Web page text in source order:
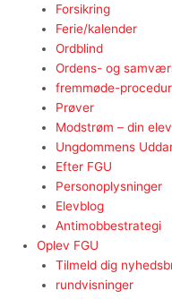
Forsikring
Ferie/kalender
Ordblind
Ordens- og
fremmøde-
Prøver
Modstrøm – din
Ungdommens
Efter FGU
Personoplysninger
Elevblog
Antimobbestrategi
Oplev FGU
Tilmeld dig
rundvisninger